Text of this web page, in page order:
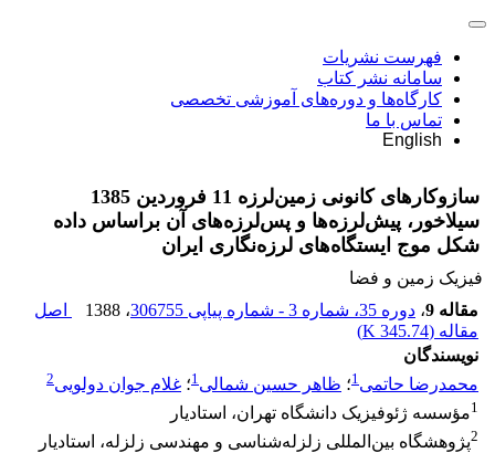
فهرست نشریات
سامانه نشر کتاب
کارگاه‌ها و دوره‌های آموزشی تخصصی
تماس با ما
English
سازوکارهای کانونی زمین‌لرزه 11 فروردین 1385
سیلاخور، پیش‌لرزه‌ها و پس‌لرزه‌های آن براساس داده
شکل موج ایستگاه‌های لرزه‌نگاری ایران
فیزیک زمین و فضا
مقاله 9
، دوره 35، شماره 3 - شماره پیاپی 306755 ، 1388
اصل
مقاله (345.74 K
)
نویسندگان
محمدرضا حاتمی1؛ ظاهر حسین شمالی1؛ غلام جوان دولویی2
1مؤسسه ژئوفیزیک دانشگاه تهران، استادیار
2پژوهشگاه بین‌المللی زلزله‌شناسی و مهندسی زلزله، استادیار